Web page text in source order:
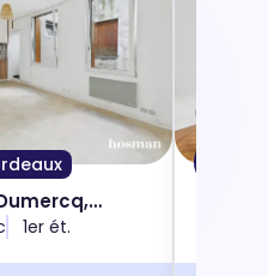
1er ét.